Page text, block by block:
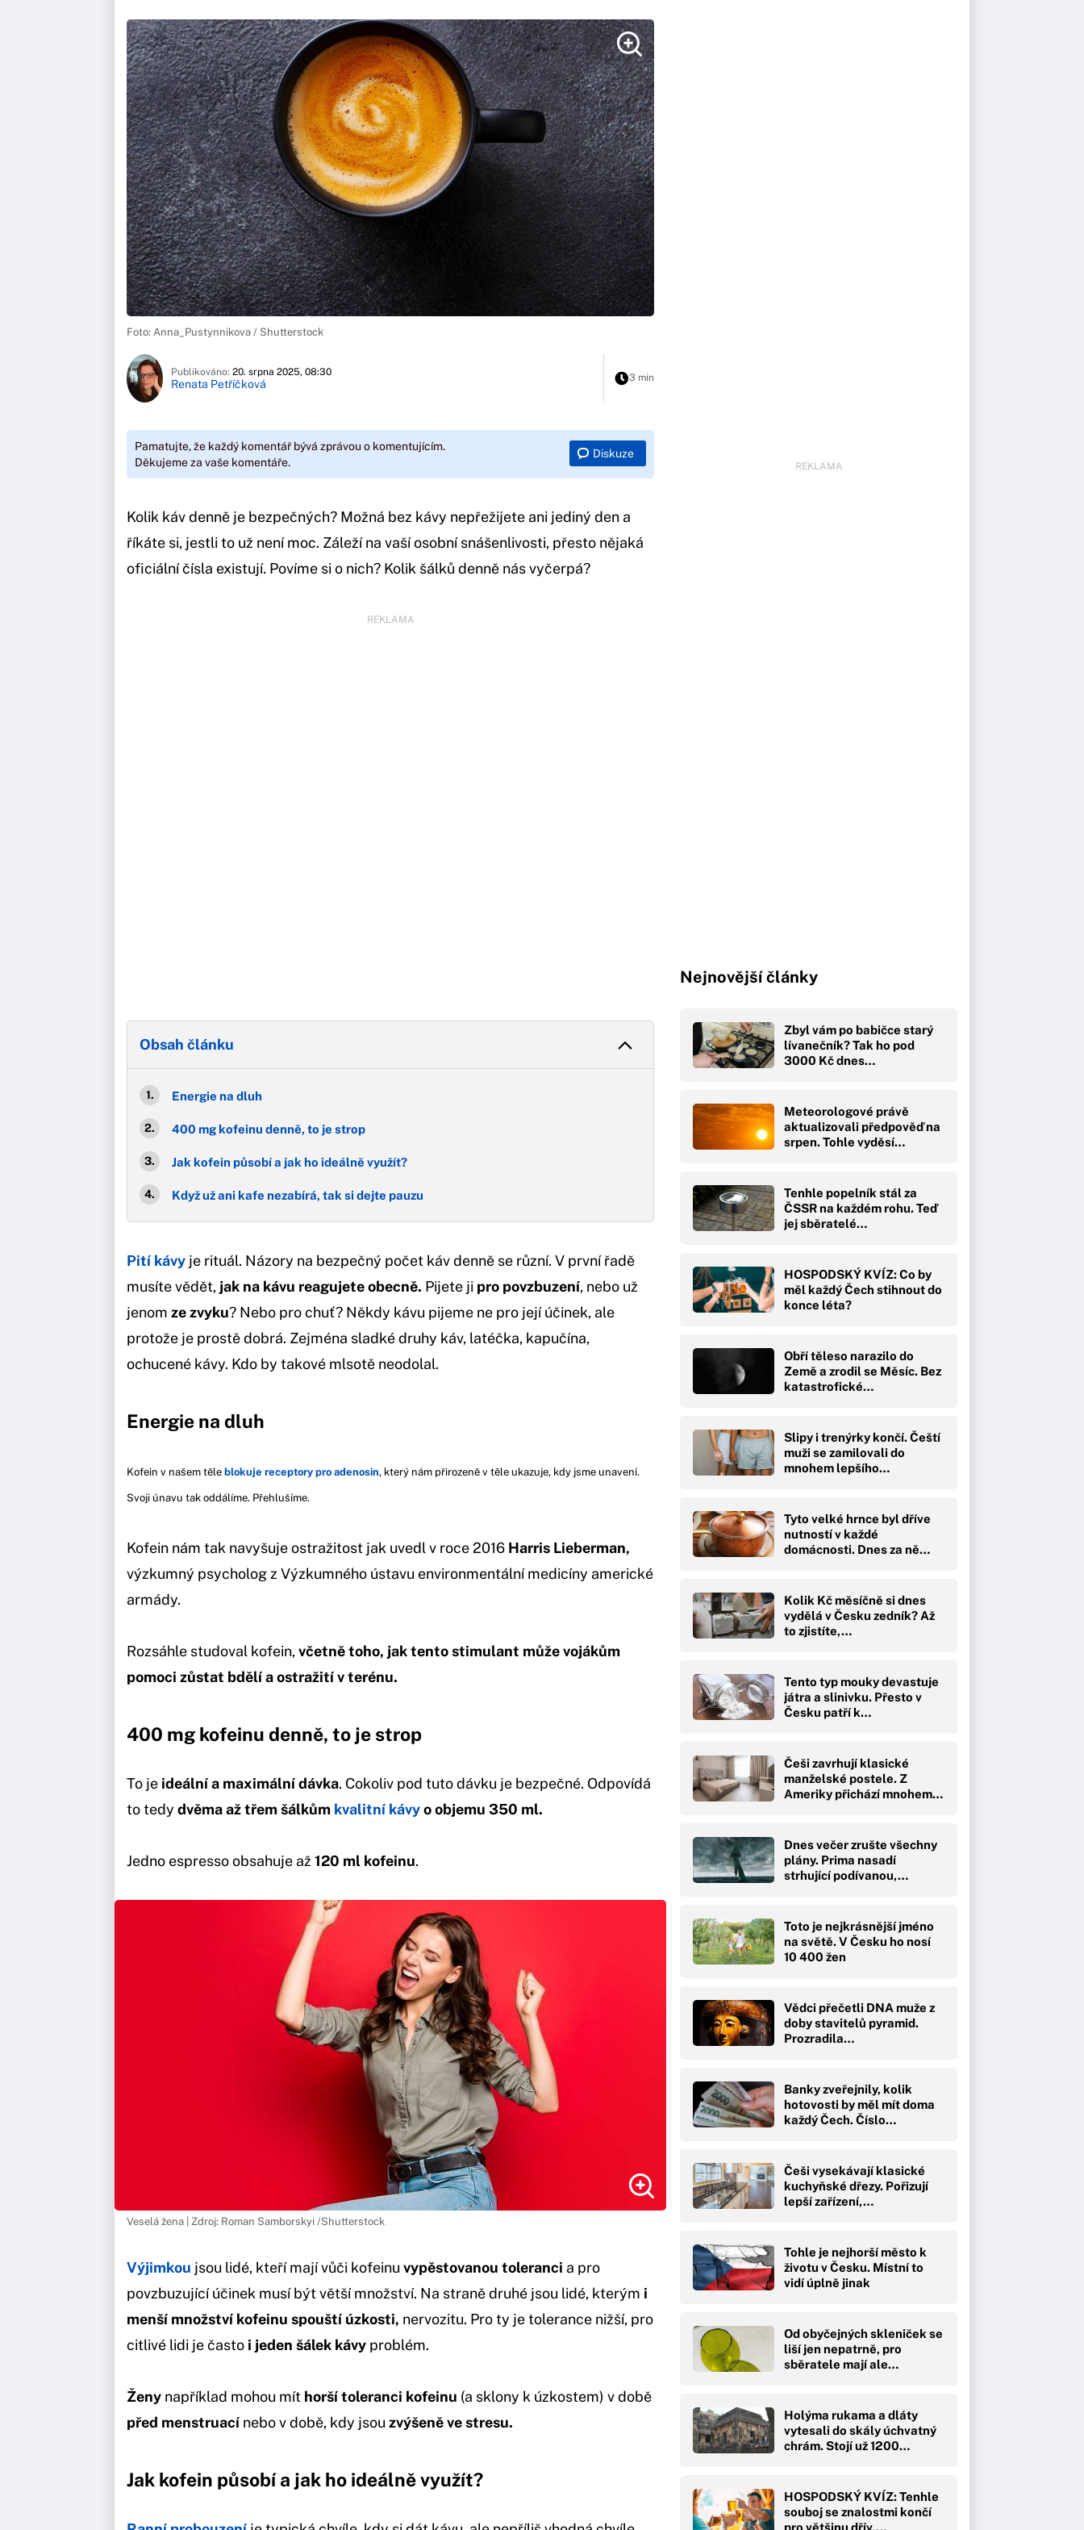
Foto: Anna_Pustynnikova / Shutterstock
Publikováno: 20. srpna 2025, 08:30
Renata Petříčková 3 min
Pamatujte, že každý komentář bývá zprávou o komentujícím.
Děkujeme za vaše komentáře.
Diskuze
Kolik káv denně je bezpečných? Možná bez kávy nepřežijete ani jediný den a
říkáte si, jestli to už není moc. Záleží na vaší osobní snášenlivosti, přesto nějaká
oficiální čísla existují. Povíme si o nich? Kolik šálků denně nás vyčerpá?
REKLAMA
Obsah článku
Energie na dluh
400 mg kofeinu denně, to je strop
Jak kofein působí a jak ho ideálně využít?
Když už ani kafe nezabírá, tak si dejte pauzu
Pití kávy je rituál. Názory na bezpečný počet káv denně se různí. V první řadě
musíte vědět, jak na kávu reagujete obecně. Pijete ji pro povzbuzení, nebo už
jenom ze zvyku? Nebo pro chuť? Někdy kávu pijeme ne pro její účinek, ale
protože je prostě dobrá. Zejména sladké druhy káv, latéčka, kapučína,
ochucené kávy. Kdo by takové mlsotě neodolal.
Energie na dluh
Kofein v našem těle blokuje receptory pro adenosin, který nám přirozeně v těle ukazuje, kdy jsme unavení.
Svoji únavu tak oddálíme. Přehlušíme.
Kofein nám tak navyšuje ostražitost jak uvedl v roce 2016 Harris Lieberman,
výzkumný psycholog z Výzkumného ústavu environmentální medicíny americké
armády.
Rozsáhle studoval kofein,včetně toho, jak tento stimulant může vojákům
pomoci zůstat bdělí a ostražití v terénu.
400 mg kofeinu denně, to je strop
To je ideální a maximální dávka. Cokoliv pod tuto dávku je bezpečné. Odpovídá
to tedy dvěma až třem šálkům kvalitní kávyo objemu 350 ml.
Jedno espresso obsahuje až 120 ml kofeinu.
Veselá žena | Zdroj: Roman Samborskyi /Shutterstock
Výjimkou jsou lidé, kteří mají vůči kofeinu vypěstovanou toleranci a pro
povzbuzující účinek musí být větší množství. Na straně druhé jsou lidé, kterým i
menší množství kofeinu spouští úzkosti, nervozitu. Pro ty je tolerance nižší, pro
citlivé lidi je často i jeden šálek kávy problém.
Ženy například mohou mít horší toleranci kofeinu (a sklony k úzkostem) v době
před menstruací nebo v době, kdy jsou zvýšeně ve stresu.
Jak kofein působí a jak ho ideálně využít?
REKLAMA
Nejnovější články
Zbyl vám po babičce starý
lívanečník? Tak ho pod
3000 Kč dnes…
Meteorologové právě
aktualizovali předpověď na
srpen. Tohle vyděsí…
Tenhle popelník stál za
ČSSR na každém rohu. Teď
jej sběratelé…
HOSPODSKÝ KVÍZ: Co by
měl každý Čech stihnout do
konce léta?
Obří těleso narazilo do
Země a zrodil se Měsíc. Bez
katastrofické…
Slipy i trenýrky končí. Čeští
muži se zamilovali do
mnohem lepšího…
Tyto velké hrnce byl dříve
nutností v každé
domácnosti. Dnes za ně…
Kolik Kč měsíčně si dnes
vydělá v Česku zedník? Až
to zjistíte,…
Tento typ mouky devastuje
játra a slinivku. Přesto v
Česku patří k…
Češi zavrhují klasické
manželské postele. Z
Ameriky přichází mnohem…
Dnes večer zrušte všechny
plány. Prima nasadí
strhující podívanou,…
Toto je nejkrásnější jméno
na světě. V Česku ho nosí
10 400 žen
Vědci přečetli DNA muže z
doby stavitelů pyramid.
Prozradila…
Banky zveřejnily, kolik
hotovosti by měl mít doma
každý Čech. Číslo…
Češi vysekávají klasické
kuchyňské dřezy. Pořizují
lepší zařízení,…
Tohle je nejhorší město k
životu v Česku. Místní to
vidí úplně jinak
Od obyčejných skleniček se
liší jen nepatrně, pro
sběratele mají ale…
Holýma rukama a dláty
vytesali do skály úchvatný
chrám. Stojí už 1200…
HOSPODSKÝ KVÍZ: Tenhle
souboj se znalostmi končí
pro většinu dřív,…